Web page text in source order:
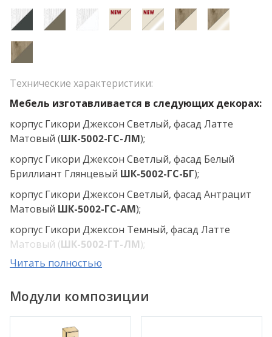
Технические характеристики:
Мебель изготавливается в следующих декорах:
корпус Гикори Джексон Светлый, фасад Латте
Матовый (ШК-5002-ГС-ЛМ);
корпус Гикори Джексон Светлый, фасад Белый
Бриллиант Глянцевый ШК-5002-ГС-БГ);
корпус Гикори Джексон Светлый, фасад Антрацит
Матовый ШК-5002-ГС-АМ);
корпус Гикори Джексон Темный, фасад Латте
Матовый (ШК-5002-ГТ-ЛМ);
корпус Гикори Джексон Темный, фасад Белый
корпус Гикори Джексон Темный, фасад Антрацит
Матовый (ШК-5002-ГТ-АМ
);
Читать полностью
Модули композиции